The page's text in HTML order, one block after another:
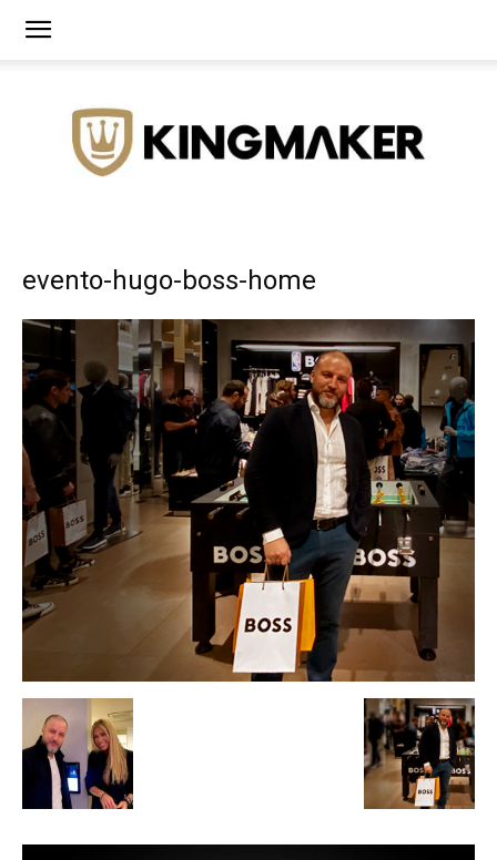
Agência
de
Branding
de
Alto
evento-hugo-boss-home